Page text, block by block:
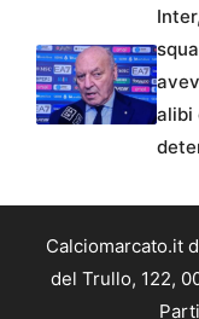
alibi
Calciomarcato.it
del Trullo, 122,